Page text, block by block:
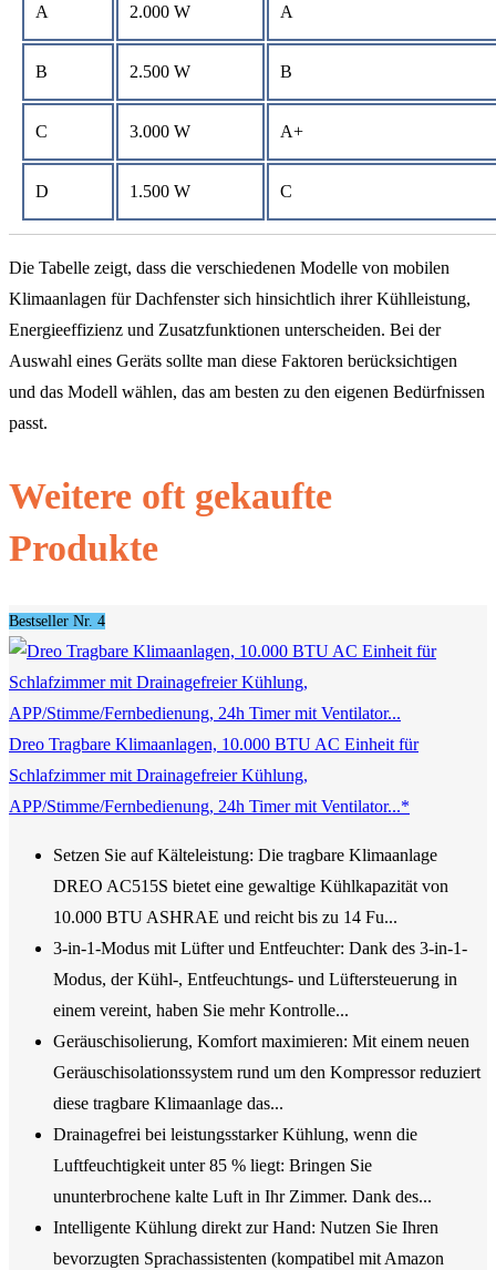
A 2.000 W A
B 2.500 W B
C 3.000 W A+
D 1.500 W C
Die Tabelle zeigt, dass die verschiedenen Modelle von mobilen
Klimaanlagen für Dachfenster sich hinsichtlich ihrer Kühlleistung,
Energieeffizienz und Zusatzfunktionen unterscheiden. Bei der
Auswahl eines Geräts sollte man diese Faktoren berücksichtigen
und das Modell wählen, das am besten zu den eigenen Bedürfnissen
passt.
Weitere oft gekaufte
Produkte
Bestseller Nr. 4
Dreo Tragbare Klimaanlagen, 10.000 BTU AC Einheit für
Schlafzimmer mit Drainagefreier Kühlung,
APP/Stimme/Fernbedienung, 24h Timer mit Ventilator...*
Setzen Sie auf Kälteleistung: Die tragbare Klimaanlage
DREO AC515S bietet eine gewaltige Kühlkapazität von
10.000 BTU ASHRAE und reicht bis zu 14 Fu...
3-in-1-Modus mit Lüfter und Entfeuchter: Dank des 3-in-1-
Modus, der Kühl-, Entfeuchtungs- und Lüftersteuerung in
einem vereint, haben Sie mehr Kontrolle...
Geräuschisolierung, Komfort maximieren: Mit einem neuen
Geräuschisolationssystem rund um den Kompressor reduziert
diese tragbare Klimaanlage das...
Drainagefrei bei leistungsstarker Kühlung, wenn die
Luftfeuchtigkeit unter 85 % liegt: Bringen Sie
ununterbrochene kalte Luft in Ihr Zimmer. Dank des...
Intelligente Kühlung direkt zur Hand: Nutzen Sie Ihren
bevorzugten Sprachassistenten (kompatibel mit Amazon